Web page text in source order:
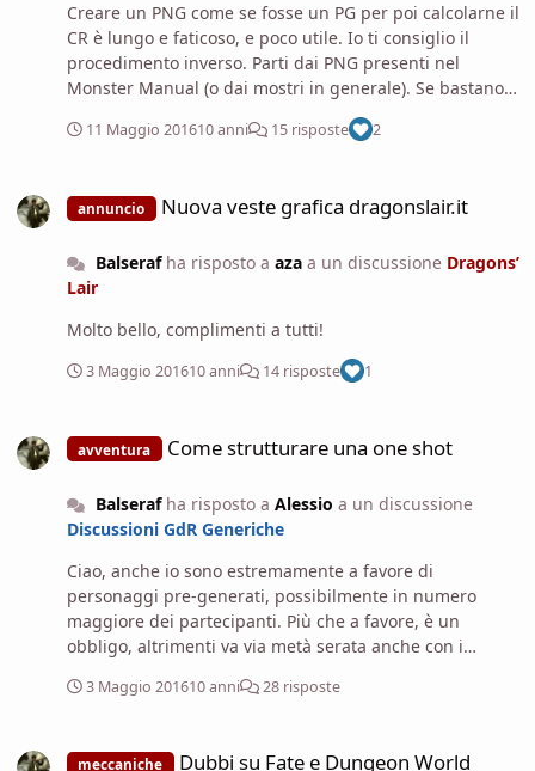
Creare un PNG come se fosse un PG per poi calcolarne il
CR è lungo e faticoso, e poco utile. Io ti consiglio il
procedimento inverso. Parti dai PNG presenti nel
Monster Manual (o dai mostri in generale). Se bastano
delle piccole modifiche, applicale e ricalcola il CR. Se
non c'è nulla che ti soddisfi, decidi la difficoltà e quanti
è tutto semplice reskin. Se da tabella ottieni che attacca
lunga, un arco o un cantrip non cambia nulla.
11 Maggio 201610 anni 15 risposte 2
annuncio Nuova veste grafica dragonslair.it
Balserafha risposto a azaa un discussione Dragons’
Lair
Molto bello, complimenti a tutti!
3 Maggio 201610 anni 14 risposte 1
avventura Come strutturare una one shot
Balserafha risposto a Alessio a un discussione
Discussioni GdR Generiche
Ciao, anche io sono estremamente a favore di
personaggi pre-generati, possibilmente in numero
maggiore dei partecipanti. Più che a favore, è un
obbligo, altrimenti va via metà serata anche con i
una one-shot è che deve concludersi! Non deve
3 Maggio 201610 anni 28 risposte
meccaniche Dubbi su Fate e Dungeon World